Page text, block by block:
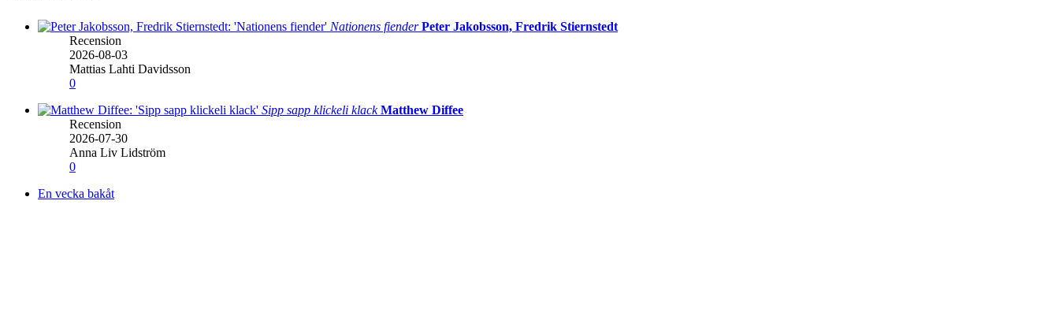
Nationens fiender Peter Jakobsson, Fredrik Stiernstedt
Recension
2026-08-03
Mattias Lahti Davidsson
0
Sipp sapp klickeli klack Matthew Diffee
Recension
2026-07-30
Anna Liv Lidström
0
En vecka bakåt